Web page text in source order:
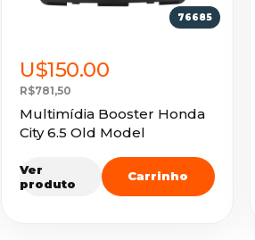
76685
U$150.00
R$781,50
Multimídia Booster Honda
City 6.5 Old Model
Ver
produto
Carrinho